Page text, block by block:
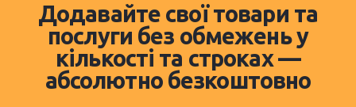
Додавайте свої товари та
послуги без обмежень у
кількості та строках —
абсолютно безкоштовно